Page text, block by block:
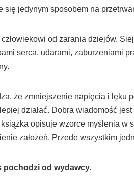
się jedynym sposobem na
człowiekowi od zarania dziejów.
serca, udarami, zaburzeniami
że zmniejszenie napięcia i lęku
działać. Dobra wiadomość
opisuje wzorce myślenia w
założeń. Przede wszystkim
pochodzi od wydawcy.